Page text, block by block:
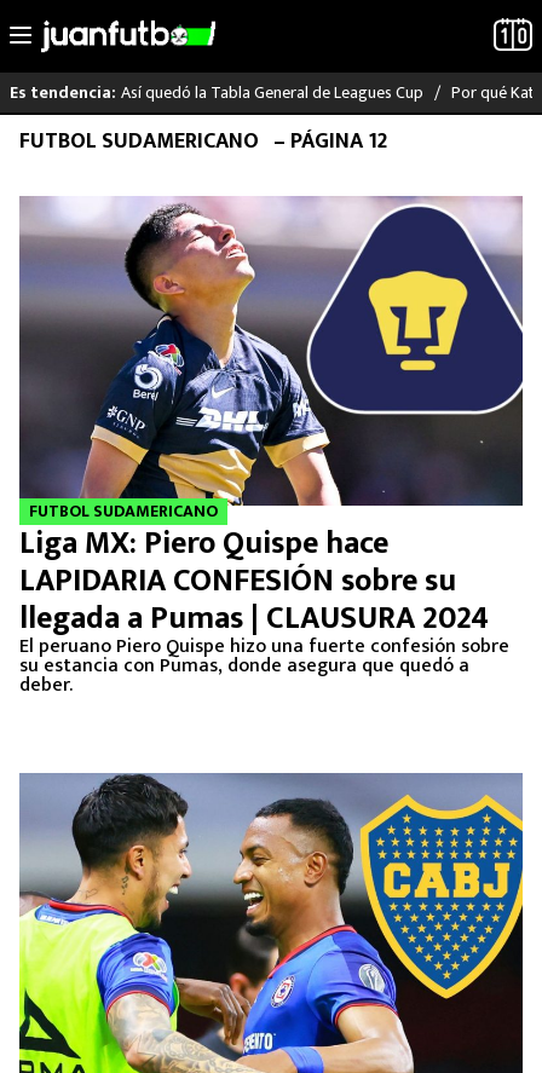
Saltar
Es tendencia: Así quedó la Tabla General de Leagues Cup Por qué
LO ÚLTIMO
LIGA MX
RAYADOS
PUMAS
SELECCIÓN MEXICANA
FUTBOL INTERNACIONAL
MEXICANOS EN EL EXTRANJERO
FUTBOL ESTUFA
FÓRMULA 1
LIGA MX
NFL
FUTBOL SUDAMERICANO – PÁGINA 12
FUTBOL SUDAMERICANO
Liga MX: Piero Quispe hace
LAPIDARIA CONFESIÓN sobre su
llegada a Pumas | CLAUSURA 2024
El peruano Piero Quispe hizo una fuerte confesión sobre
su estancia con Pumas, donde asegura que quedó a
deber.